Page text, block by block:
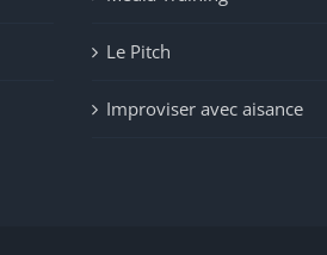
Le Pitch
Improviser avec aisance